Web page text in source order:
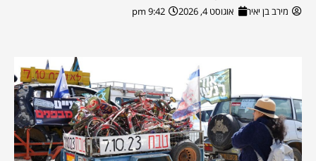
מירב בן יאיר אוגוסט 4, 2026 9:42 pm